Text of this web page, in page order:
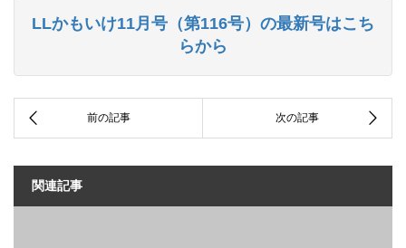
LLかもいけ11月号（第116号）の最新号はこち
らから
関連記事